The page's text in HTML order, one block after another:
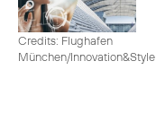
Credits: Flughafen
München/Innovation&Style